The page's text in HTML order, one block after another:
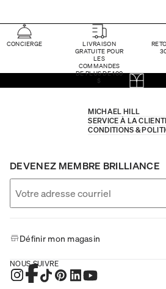
CONCIERGE
LIVRAISON
GRATUITE POUR
LES
COMMANDES
DE PLUS DE 100
$
MICHAEL HILL
SERVICE À LA
CONDITIONS &
DEVENEZ MEMBRE BRILLIANCE
Définir mon magasin
NOUS SUIVRE